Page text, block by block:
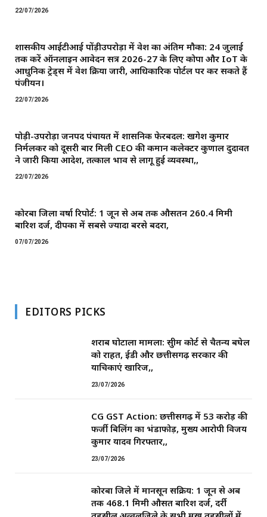
22/07/2026
शासकीय आईटीआई पोंड़ीउपरोड़ा में प्रवेश का अंतिम मौका: 24 जुलाई
तक करें ऑनलाइन आवेदन सत्र 2026-27 के लिए कोपा और IoT के
आधुनिक ट्रेड्स में प्रवेश प्रक्रिया जारी, आधिकारिक पोर्टल पर कर सकते हैं
पंजीयन।
22/07/2026
पोड़ी-उपरोड़ा जनपद पंचायत में प्रशासनिक फेरबदल: खगेश कुमार
निर्मलकर को दूसरी बार मिली CEO की कमान ​कलेक्टर कुणाल दुदावत
ने जारी किया आदेश, तत्काल प्रभाव से लागू हुई व्यवस्था,,
22/07/2026
कोरबा जिला वर्षा रिपोर्ट: 1 जून से अब तक औसतन 260.4 मिमी
बारिश दर्ज, दीपका में सबसे ज्यादा बरसे बदरा,
07/07/2026
EDITORS PICKS
शराब घोटाला मामला: सुप्रीम कोर्ट से चैतन्य बघेल
को राहत, ईडी और छत्तीसगढ़ सरकार की
याचिकाएं खारिज,,
23/07/2026
CG GST Action: छत्तीसगढ़ में 53 करोड़ की
फर्जी बिलिंग का भंडाफोड़, मुख्य आरोपी विजय
कुमार यादव गिरफ्तार,,
23/07/2026
कोरबा जिले में मानसून सक्रिय: 1 जून से अब
तक 468.1 मिमी औसत बारिश दर्ज, दर्री